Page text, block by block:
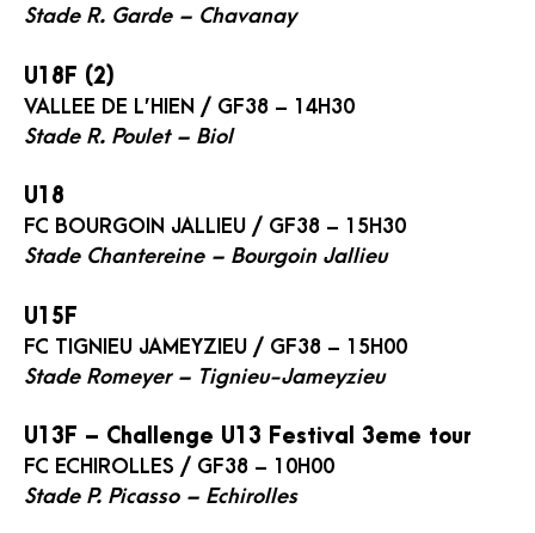
Stade R. Garde – Chavanay
U18F (2)
VALLEE DE L’HIEN / GF38 – 14H30
Stade R. Poulet – Biol
U18
FC BOURGOIN JALLIEU / GF38 – 15H30
Stade Chantereine – Bourgoin Jallieu
U15F
FC TIGNIEU JAMEYZIEU / GF38 – 15H00
Stade Romeyer – Tignieu-Jameyzieu
U13F – Challenge U13 Festival 3eme tour
FC ECHIROLLES / GF38 – 10H00
Stade P. Picasso – Echirolles